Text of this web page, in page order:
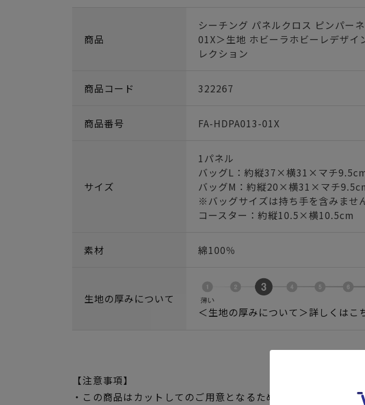
商品
シーチング パネルクロス ピンパー
01X＞生地 ホビーラホビーレデザイ
レクション
商品コード 322267
商品番号 FA-HDPA013-01X
サイズ
1パネル
バッグL：約縦37×横31×マチ
バッグM：約縦20×横31×マチ
※バッグサイズは持ち手を含みませ
コースター：約縦10.5×横10.5cm
素材 綿100％
生地の厚みについて
＜生地の厚みについて＞詳しくはこ
【注意事項】
・この商品はカットしてのご用意となるため、ご注文後のキャ